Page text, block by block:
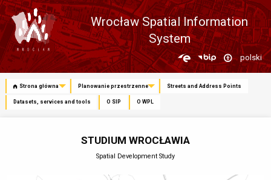
Wrocław Spatial Information
System
Zmień
język
polski
Strona główna Planowanie przestrzenne Streets and Address Points
Datasets, services and tools O SIP O WPL
STUDIUM WROCŁAWIA
Spatial Development Study